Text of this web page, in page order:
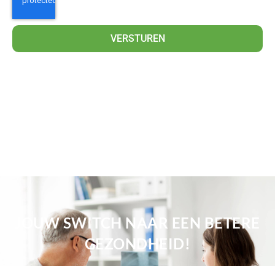
VERSTUREN
JOUW SWITCH NAAR EEN BETERE
GEZONDHEID!